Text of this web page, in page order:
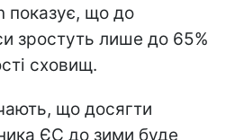
показує, що до
зростуть лише до 65%
сховищ.
що досягти
ЄС до зими буде